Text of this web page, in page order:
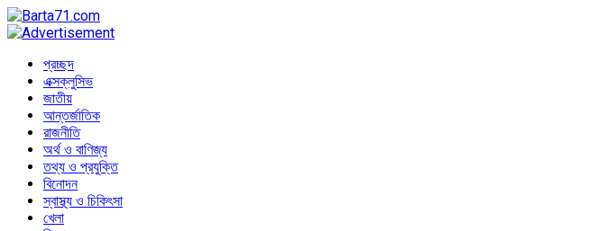
প্রচ্ছদ
এক্সক্লুসিভ
জাতীয়
আন্তর্জাতিক
রাজনীতি
অর্থ ও বাণিজ্য
তথ্য ও প্রযুক্তি
বিনোদন
স্বাস্থ্য ও চিকিৎসা
খেলা